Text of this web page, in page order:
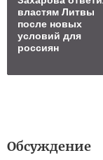
властям Литвы
после новых
условий для
россиян
Обсуждение